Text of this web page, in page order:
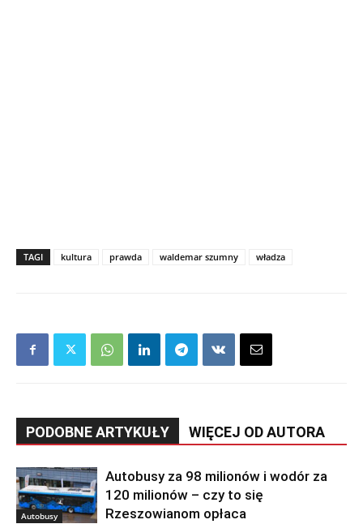
TAGI kultura prawda waldemar szumny władza
PODOBNE ARTYKUŁY WIĘCEJ OD AUTORA
Autobusy
Autobusy za 98 milionów i wodór za
120 milionów – czy to się
Rzeszowianom opłaca